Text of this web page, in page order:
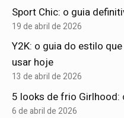
Sport Chic: o guia
19 de abril de 2026
Y2K: o guia do estilo
usar hoje
13 de abril de 2026
5 looks de frio
6 de abril de 2026